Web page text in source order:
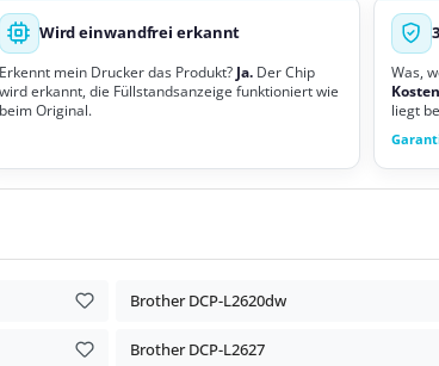
Wird einwandfrei erkannt
Erkennt mein Drucker das Produkt? Ja.Der Chip
wird erkannt, die Füllstandsanzeige funktioniert wie
beim Original.
Was,
liegt
Brother DCP-L2620dw
Brother DCP-L2627